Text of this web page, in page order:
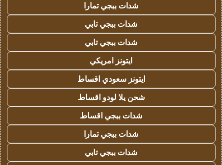
شدات ببجي تمارا
شدات ببجي تابي
شدات ببجي تابي
ايتونز امريكي
ايتونز سعودي اقساط
شحن يلا لودو اقساط
شدات ببجي اقساط
شدات ببجي تمارا
شدات ببجي تابي